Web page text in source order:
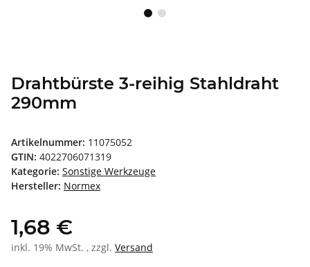
Drahtbürste 3-reihig Stahldraht
290mm
Artikelnummer: 11075052
GTIN: 4022706071319
Kategorie: Sonstige Werkzeuge
Hersteller: Normex
1,68 €
inkl. 19% MwSt. , zzgl. Versand